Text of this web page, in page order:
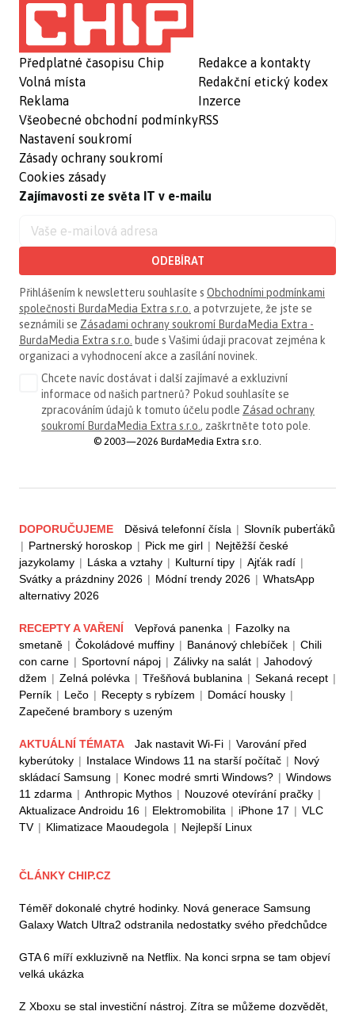
Předplatné časopisu Chip
Volná místa
Reklama
Všeobecné obchodní podmínky
Nastavení soukromí
Zásady ochrany soukromí
Cookies zásady
Redakce a kontakty
Redakční etický kodex
Inzerce
RSS
Zajímavosti ze světa IT v e-mailu
ODEBÍRAT
Přihlášením k newsletteru souhlasíte s Obchodními podmínkami
společnosti BurdaMedia Extra s.r.o. a potvrzujete, že jste se
seznámili se Zásadami ochrany soukromí BurdaMedia Extra -
BurdaMedia Extra s.r.o. bude s Vašimi údaji pracovat zejména k
organizaci a vyhodnocení akce a zasílání novinek.
Chcete navíc dostávat i další zajímavé a exkluzivní
informace od našich partnerů? Pokud souhlasíte se
zpracováním údajů k tomuto účelu podle Zásad ochrany
soukromí BurdaMedia Extra s.r.o. , zaškrtněte toto pole.
© 2003—2026 BurdaMedia Extra s.r.o.
DOPORUČUJEME Děsivá telefonní čísla | Slovník puberťáků
| Partnerský horoskop | Pick me girl | Nejtěžší české
jazykolamy | Láska a vztahy | Kulturní tipy | Ajťák radí |
Svátky a prázdniny 2026 | Módní trendy 2026 | WhatsApp
alternativy 2026
RECEPTY A VAŘENÍ Vepřová panenka | Fazolky na
smetaně | Čokoládové muffiny | Banánový chlebíček | Chili
con carne | Sportovní nápoj | Zálivky na salát | Jahodový
džem | Zelná polévka | Třešňová bublanina | Sekaná recept |
Perník | Lečo | Recepty s rybízem | Domácí housky |
Zapečené brambory s uzeným
AKTUÁLNÍ TÉMATA Jak nastavit Wi-Fi | Varování před
kyberútoky | Instalace Windows 11 na starší počítač | Nový
skládací Samsung | Konec modré smrti Windows? | Windows
11 zdarma | Anthropic Mythos | Nouzové otevírání pračky |
Aktualizace Androidu 16 | Elektromobilita | iPhone 17 | VLC
TV | Klimatizace Maoudegola | Nejlepší Linux
ČLÁNKY CHIP.CZ
Téměř dokonalé chytré hodinky. Nová generace Samsung
Galaxy Watch Ultra2 odstranila nedostatky svého předchůdce
GTA 6 míří exkluzivně na Netflix. Na konci srpna se tam objeví
velká ukázka
Z Xboxu se stal investiční nástroj. Zítra se můžeme dozvědět,